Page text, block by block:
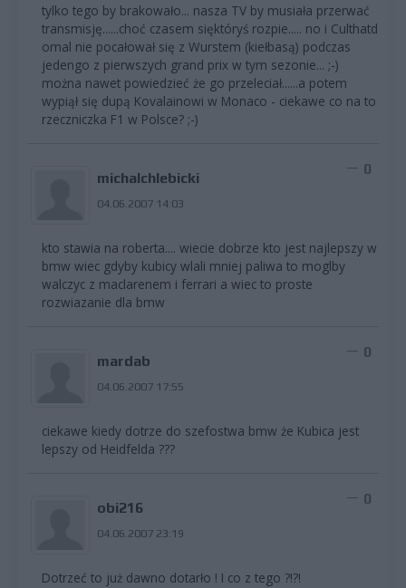
tylko tego by brakowało... nasza TV by musiała przerwać
transmisję......choć czasem sięktóryś rozpie..... no i Culthatd
omal nie pocałował się z Wurstem (kiełbasą) podczas
jedengo z pierwszych grand prix w tym sezonie... ;-)
można nawet powiedzieć że go przeleciał......a potem
wypiął się dupą Kovalainowi w Monaco - ciekawe co na to
rzeczniczka F1 w Polsce? ;-)
michalchlebicki
04.06.2007 14:03
0
kto stawia na roberta.... wiecie dobrze kto jest najlepszy w
bmw wiec gdyby kubicy wlali mniej paliwa to moglby
walczyc z maclarenem i ferrari a wiec to proste
rozwiazanie dla bmw
mardab
04.06.2007 17:55
0
ciekawe kiedy dotrze do szefostwa bmw że Kubica jest
lepszy od Heidfelda ???
obi216
04.06.2007 23:19
0
Dotrzeć to już dawno dotarło ! I co z tego ?!?!